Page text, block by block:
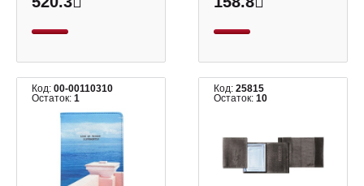
Код: 00-00110310
Остаток: 1
Код:25815
Остаток:10